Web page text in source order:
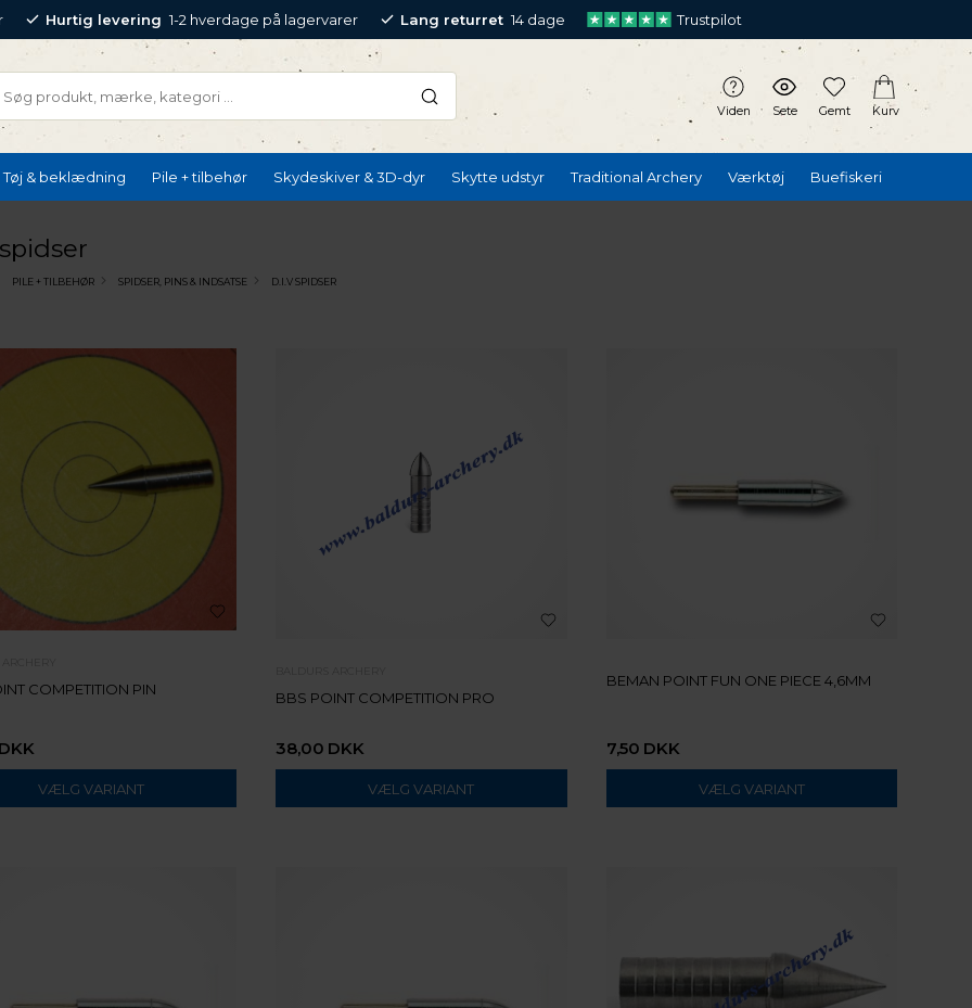
Hurtig levering 1-2 hverdage på lagervarer Lang returret 14 dage Trustpilot
Viden Sete Gemt Kurv
Tøj & beklædning Pile + tilbehør Skydeskiver & 3D-dyr Skytte udstyr Traditional Archery Værktøj Buefiskeri
PILE + TILBEHØR SPIDSER, PINS & INDSATSE D.I.V SPIDSER
COMPETITION PIN
DKK
VÆLG VARIANT
BBS POINT COMPETITION PRO
38,00 DKK
VÆLG VARIANT
BEMAN POINT FUN ONE PIECE 4,6MM
7,50 DKK
VÆLG VARIANT